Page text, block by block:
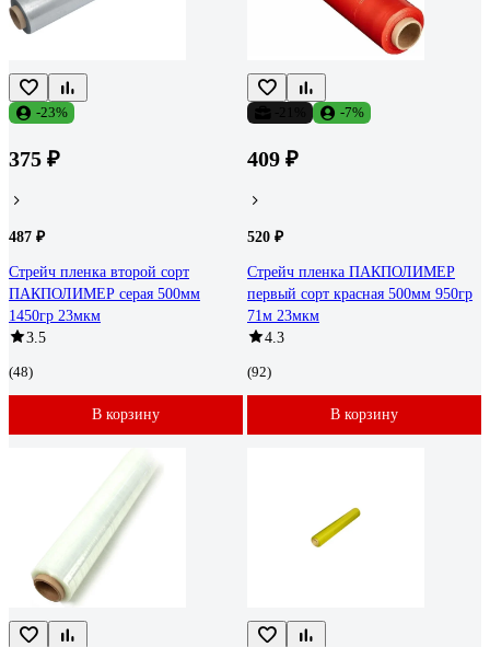
-23%
375 ₽
487 ₽
Стрейч пленка второй сорт
ПАКПОЛИМЕР серая 500мм
1450гр 23мкм
3.5
(48)
В корзину
-7%
409 ₽
520 ₽
Стрейч пленка ПАКПОЛИМЕР
первый сорт красная 500мм 950гр
71м 23мкм
4.3
(92)
В корзину